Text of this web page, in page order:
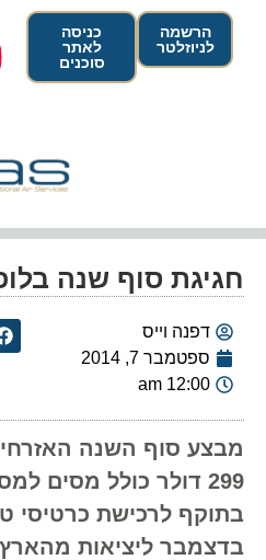
הרשמה
לניוזלטר
כניסה
לאתר
סוכנים
חגיגת סוף שנה
דפנה וייס
ספטמבר 7, 2014
12:00 am
מבצע סוף השנה
299 דולר כולל מסים